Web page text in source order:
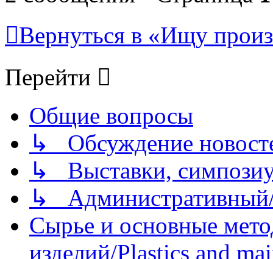
Вернуться в «Ищу
Перейти
Общие вопросы
↳ Обсуждение
↳ Выставки,
↳
Сырье и основные
изделий/Plastics and